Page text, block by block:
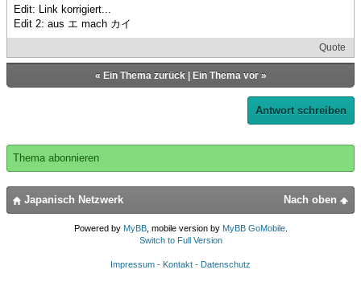
Edit: Link korrigiert...
Edit 2: aus エ mach カイ
Quote
« Ein Thema zurück| Ein Thema vor»
Antwort schreiben
Thema abonnieren
Nach oben
Japanisch Netzwerk
Powered by MyBB, mobile version by MyBB GoMobile.
Switch to Full Version
Impressum - Kontakt - Datenschutz